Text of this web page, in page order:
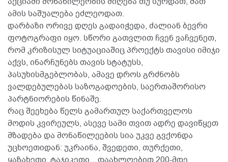
ამის საშუალება ეძლეოდათ.
დარბაზი ორივე დღეს გადაიჭედა, ძალიან ბევრი
ფოტოგრაფი იყო. სწორი გათვლით ჩვენ ვაჩვენეთ,
რომ კრიზისულ სიტუაციაშიც პროექტს თავისი იმიჯი
აქვს, ინარჩუნებს თავის სტატუსს,
პასუხისმგებლობას, ამავე დროს გრძნობს
ვალდებულებას საზოგადოების, საერთაშორისო
პარტნიორების წინაშე.
რაც შეეხება წელს გამართულ საქართველოს
მოდის კვირეულს, ასევე სამი თვით ადრე დავიწყეთ
მზადება და მონაწილეების სია უკვე გვქონდა
უცხოეთიდან: უკრაინა, შვედეთი, თურქეთი,